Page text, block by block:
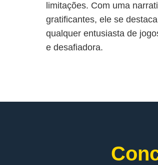
limitações. Com uma
gratificantes, ele se
qualquer entusiasta de
e desafiadora.